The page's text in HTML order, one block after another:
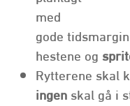
med
gode
hestene og
Rytterene skal
ingenskal gå i